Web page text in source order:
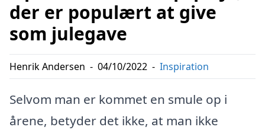
der er populært at give
som julegave
Henrik Andersen - 04/10/2022 - Inspiration
Selvom man er kommet en smule op i
årene, betyder det ikke, at man ikke